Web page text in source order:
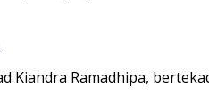
Kiandra Ramadhipa,